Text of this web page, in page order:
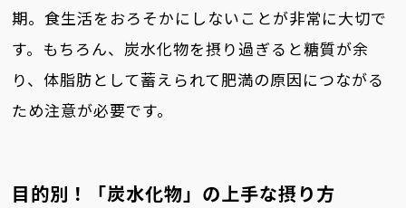
期。食生活をおろそかにしないことが非常に大切で
す。もちろん、炭水化物を摂り過ぎると糖質が余
り、体脂肪として蓄えられて肥満の原因につながる
ため注意が必要です。
目的別！「炭水化物」の上手な摂り方